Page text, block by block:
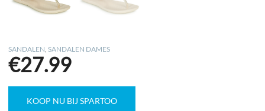
SANDALEN ,SANDALEN DAMES
€27.99
KOOP NU BIJ SPARTOO